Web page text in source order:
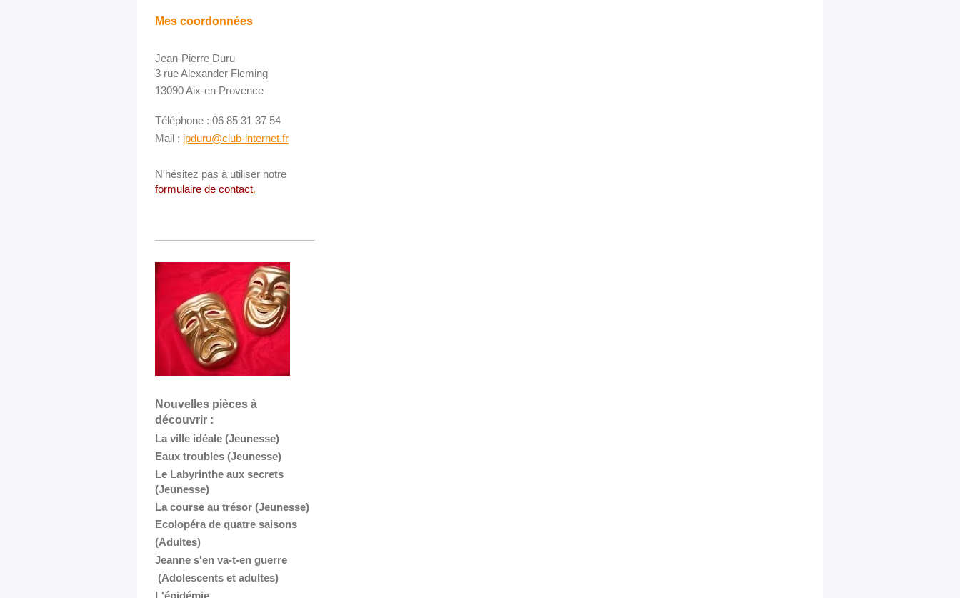
Mes coordonnées
Jean-Pierre Duru
3 rue Alexander Fleming
13090 Aix-en Provence
Téléphone : 06 85 31 37 54
Mail : jpduru@club-internet.fr
N'hésitez pas à utiliser notre
formulaire de contact.
Nouvelles pièces à
découvrir :
La ville idéale (Jeunesse)
Eaux troubles (Jeunesse)
Le Labyrinthe aux secrets
(Jeunesse)
La course au trésor (Jeunesse)
Ecolopéra de quatre saisons
(Adultes)
Jeanne s'en va-t-en guerre
(Adolescents et adultes)
L'épidémie